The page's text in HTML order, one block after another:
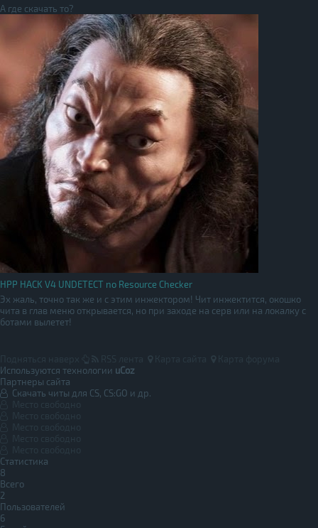
А где скачать то?
HPP HACK V4 UNDETECT no Resource Checker
Эх жаль, точно так же и с этим инжектором! Чит инжектится, окошко
чита в глав меню открывается, но при заходе на серв или на локалку с
ботами вылетет!
Используются технологии uCoz
Партнеры сайта
Скачать читы для CS, CS:GO и др.
Статистика
8
Всего
2
Пользователей
6